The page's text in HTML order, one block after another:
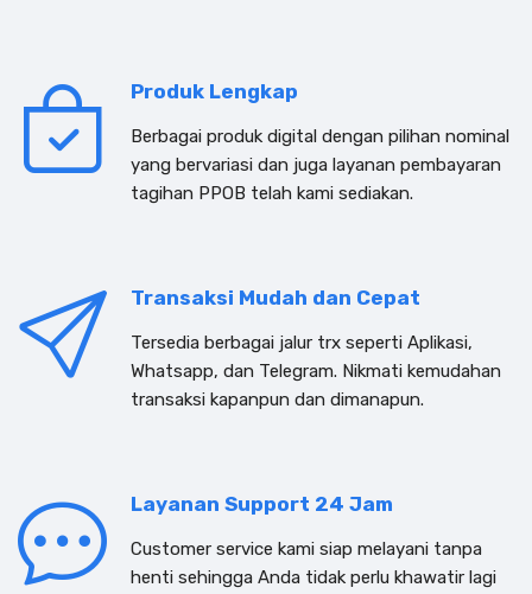
Produk Lengkap
Berbagai produk digital dengan pilihan nominal
yang bervariasi dan juga layanan pembayaran
tagihan PPOB telah kami sediakan.
Transaksi Mudah dan Cepat
Tersedia berbagai jalur trx seperti Aplikasi,
Whatsapp, dan Telegram. Nikmati kemudahan
transaksi kapanpun dan dimanapun.
Layanan Support 24 Jam
Customer service kami siap melayani tanpa
henti sehingga Anda tidak perlu khawatir lagi